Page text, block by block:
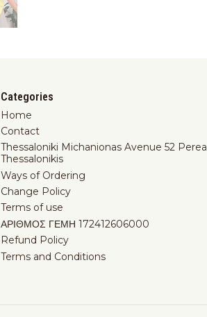
Categories
Home
Contact
Thessaloniki Michanionas Avenue 52 Perea
Thessalonikis
Ways of Ordering
Change Policy
Terms of use
ΑΡΙΘΜΟΣ ΓΕΜΗ 172412606000
Refund Policy
Terms and Conditions